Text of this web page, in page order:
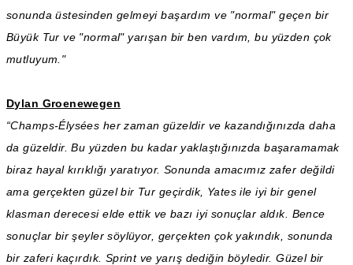
sonunda üstesinden gelmeyi başardım ve "normal" geçen bir
Büyük Tur ve "normal" yarışan bir ben vardım, bu yüzden çok
mutluyum."
Dylan Groenewegen
“Champs-Élysées her zaman güzeldir ve kazandığınızda daha
da güzeldir. Bu yüzden bu kadar yaklaştığınızda başaramamak
biraz hayal kırıklığı yaratıyor. Sonunda amacımız zafer değildi
ama gerçekten güzel bir Tur geçirdik, Yates ile iyi bir genel
klasman derecesi elde ettik ve bazı iyi sonuçlar aldık. Bence
sonuçlar bir şeyler söylüyor, gerçekten çok yakındık, sonunda
bir zaferi kaçırdık. Sprint ve yarış dediğin böyledir. Güzel bir